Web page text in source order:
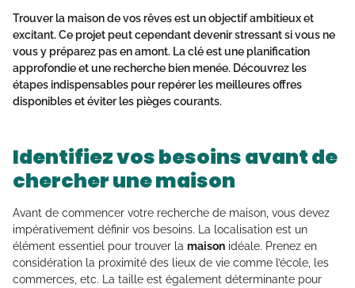
Trouver la maison de vos rêvesest un objectif ambitieux et
excitant. Ce projet peut cependant devenir stressant si vous ne
vous y préparez pas en amont. La clé est une planification
approfondie et une recherche bien menée. Découvrez les
étapes indispensables pour repérer les meilleures offres
disponibles et éviter les pièges courants.
Identifiez vos besoins avant de
chercher une maison
Avant de commencer votre recherche de maison, vous devez
impérativement définir vos besoins. La localisation est un
élément essentiel pour trouver la maison idéale. Prenez en
considération la proximité des lieux de vie comme l’école, les
commerces, etc. La taille est également déterminante pour